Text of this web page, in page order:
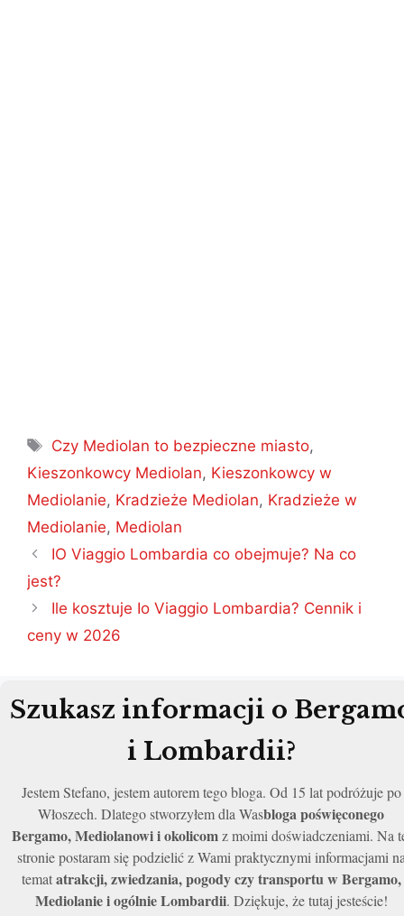
Tagi
Czy Mediolan to bezpieczne miasto,
Kieszonkowcy Mediolan, Kieszonkowcy w
Mediolanie, Kradzieże Mediolan, Kradzieże w
Mediolanie, Mediolan
Nawigacja
wpisu
IO Viaggio Lombardia co obejmuje? Na co
jest?
Ile kosztuje Io Viaggio Lombardia? Cennik i
ceny w 2026
Szukasz informacji o
i Lombardii?
Jestem Stefano, jestem autorem tego bloga. Od 15 lat podróżuje po
Włoszech. Dlatego stworzyłem dla Wasbloga poświęconego
Bergamo, Mediolanowi i okolicomz moimi doświadczeniami. Na
stronie postaram się podzielić z Wami praktycznymi informacjami
tematatrakcji, zwiedzania, pogody czy transportu w Bergamo,
Mediolanie i ogólnie Lombardii. Dziękuje, że tutaj jesteście!